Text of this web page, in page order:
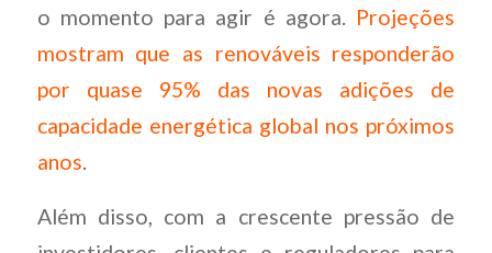
o momento para agir é agora. Projeções
mostram que as renováveis responderão
por quase 95% das novas adições de
capacidade energética global nos próximos
anos.
Além disso, com a crescente pressão de